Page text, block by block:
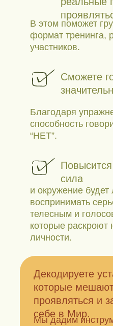
В этом поможет
формат тренинга,
участников.
Декодируете
которые
проявляться и
себе в Мир.
Мы дадим
Сможете
Благодаря
способность
“НЕТ”.
сила
и окружение
воспринимать
телесным и
которые раскроют
личности.